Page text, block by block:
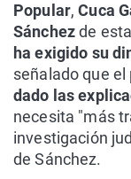
Popular,Cuca
Sánchezde
ha exigido su
señalado que
dado las
necesita "más
investigación
de Sánchez.